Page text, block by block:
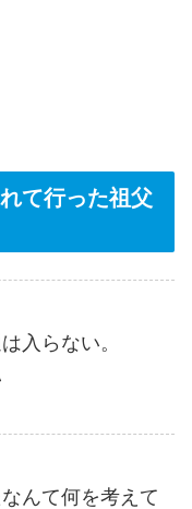
て行った祖父
入らない。
んて何を考えて